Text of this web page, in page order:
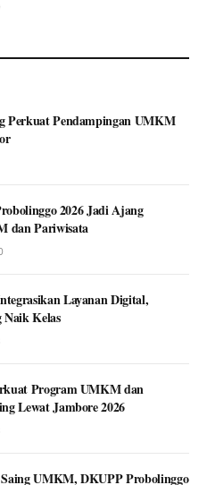
Perkuat Pendampingan UMKM
2026 Jadi Ajang
dan Pariwisata
Layanan Digital,
Kelas
Program UMKM dan
Lewat Jambore 2026
UMKM, DKUPP Probolinggo